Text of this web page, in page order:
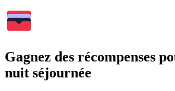
Gagnez des récompenses
nuit séjournée